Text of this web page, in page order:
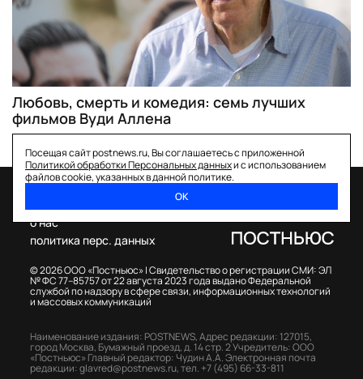
Любовь, смерть и комедия: семь лучших
фильмов Вуди Аллена
Посещая сайт postnews.ru, Вы соглашаетесь с приложенной
Политикой обработки Персональных данныхи с использованием
файлов cookie, указанных в данной политике.
ОК
© 2026 ООО «Постньюс» |Свидетельство о регистрации СМИ: ЭЛ
№ ФС 77–85757 от 22 августа 2023 года выдано Федеральной
службой по надзору в сфере связи, информационных технологий
и массовых коммуникаций
о нас
политика перс. данных
Наименование издания: POSTNEWS,Адрес редакции: 127015,
город Москва, Бумажный проезд, д. 14 стр. 2Учредитель: ООО
«Постньюс» Главный редактор: Чудин А.А.Электронная почта
редакции:glavred@postnews.ru,тел. +7 (495) 66-33-811